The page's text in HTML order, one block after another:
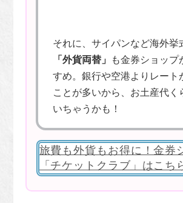
それに、サイパンなど海外挙
「外貨両替」
も金券ショップ
すめ。銀行や空港よりレート
ことが多いから、お土産代く
いちゃうかも！
旅費も外貨もお得に！金券
「チケットクラブ」はこ